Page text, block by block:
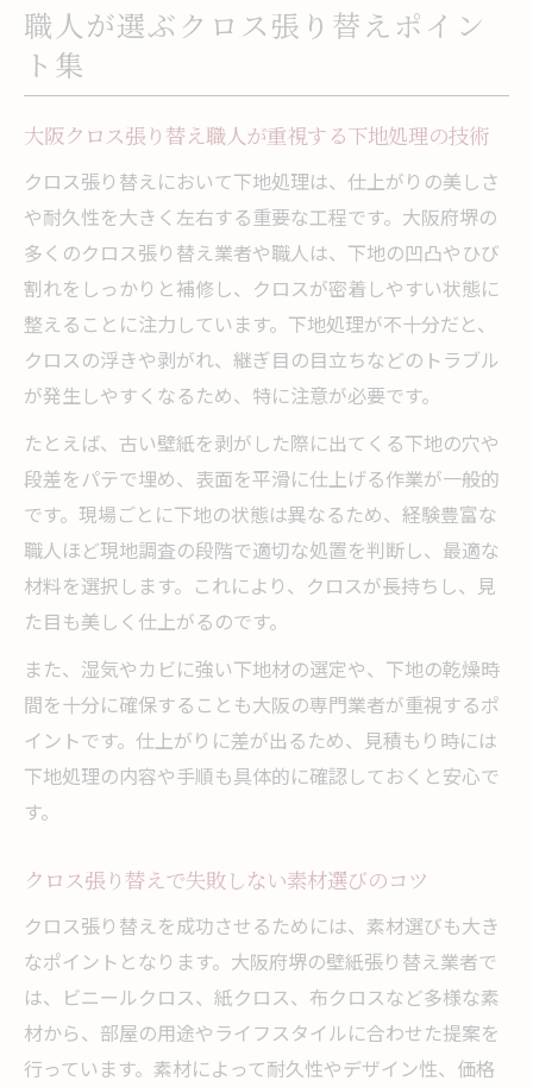
職人が選ぶクロス張り替えポイン
ト集
大阪クロス張り替え職人が重視する下地処理の技術
クロス張り替えにおいて下地処理は、仕上がりの美しさ
や耐久性を大きく左右する重要な工程です。大阪府堺の
多くのクロス張り替え業者や職人は、下地の凹凸やひび
割れをしっかりと補修し、クロスが密着しやすい状態に
整えることに注力しています。下地処理が不十分だと、
クロスの浮きや剥がれ、継ぎ目の目立ちなどのトラブル
が発生しやすくなるため、特に注意が必要です。
たとえば、古い壁紙を剥がした際に出てくる下地の穴や
段差をパテで埋め、表面を平滑に仕上げる作業が一般的
です。現場ごとに下地の状態は異なるため、経験豊富な
職人ほど現地調査の段階で適切な処置を判断し、最適な
材料を選択します。これにより、クロスが長持ちし、見
た目も美しく仕上がるのです。
また、湿気やカビに強い下地材の選定や、下地の乾燥時
間を十分に確保することも大阪の専門業者が重視するポ
イントです。仕上がりに差が出るため、見積もり時には
下地処理の内容や手順も具体的に確認しておくと安心で
す。
クロス張り替えで失敗しない素材選びのコツ
クロス張り替えを成功させるためには、素材選びも大き
なポイントとなります。大阪府堺の壁紙張り替え業者で
は、ビニールクロス、紙クロス、布クロスなど多様な素
材から、部屋の用途やライフスタイルに合わせた提案を
行っています。素材によって耐久性やデザイン性、価格